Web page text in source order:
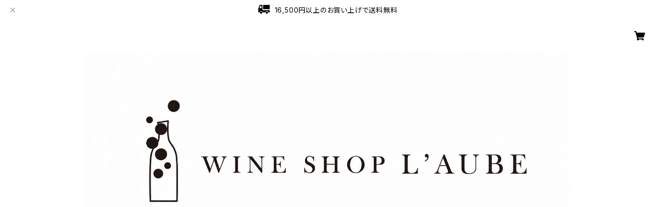
16,500円以上のお買い上げで送料無料